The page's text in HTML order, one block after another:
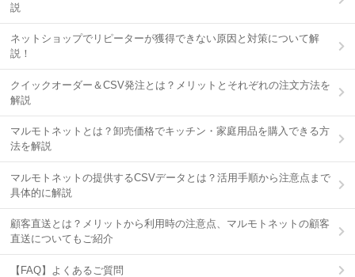
説
ネットショップでリピーターが獲得できない原因と対策について解
説！
クイックオーダー＆CSV発注とは？メリットとそれぞれの注文方法を
解説
マルモトネットとは？卸売価格でキッチン・家庭用品を購入できる方
法を解説
マルモトネットの提供するCSVデータとは？活用手順から注意点まで
具体的に解説
顧客直送とは？メリットから利用時の注意点、マルモトネットの顧客
直送についてもご紹介
【FAQ】よくあるご質問